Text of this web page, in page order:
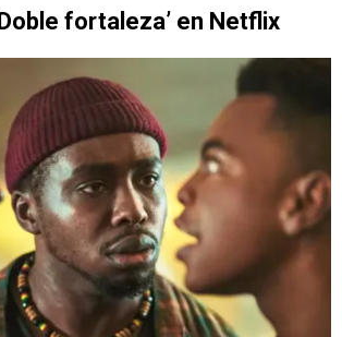
fortaleza’ en Netflix